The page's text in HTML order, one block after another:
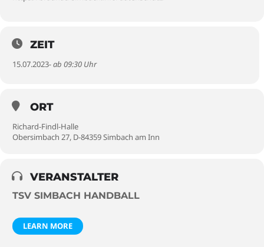
ZEIT
15.07.2023- ab 09:30 Uhr
ORT
Richard-Findl-Halle
Obersimbach 27, D-84359 Simbach am Inn
VERANSTALTER
TSV SIMBACH HANDBALL
LEARN MORE